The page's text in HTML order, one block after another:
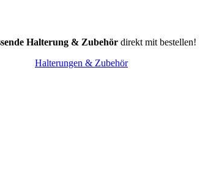
Halterung & Zubehördirekt mit bestellen!
Halterungen & Zubehör